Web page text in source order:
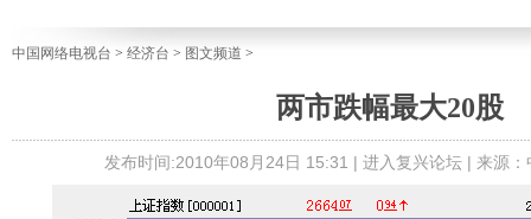
中国网络电视台 > 经济台 > 图文频道 >
两市跌幅最大20股
发布时间:2010年08月24日 15:31 | 进入复兴论坛| 来源：